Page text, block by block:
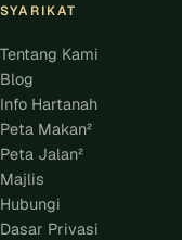
SYARIKAT
Tentang Kami
Blog
Info Hartanah
Peta Makan²
Peta Jalan²
Majlis
Hubungi
Dasar Privasi